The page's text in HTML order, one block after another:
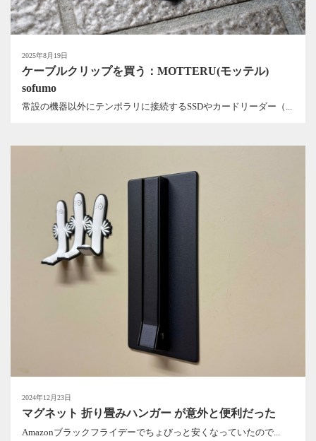
2025年8月19日
ケーブルクリップを買う：MOTTERU(モッテル)
sofumo
常設の機器以外にテンポラリに接続するSSDやカードリーダー（...
2024年12月23日
マグネット 折り畳みハンガー が意外と便利だった
Amazonブラックフライデーでちょびっと安くなっていたので...